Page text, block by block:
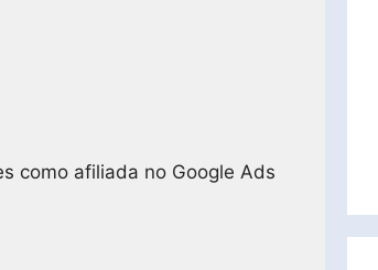
como afiliada no Google Ads